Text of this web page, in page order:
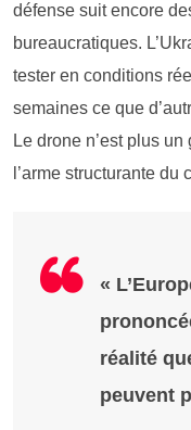
défense suit encore
bureaucratiques.
tester en conditions
semaines ce que
Le drone n’est plus
l’arme structurante du
«
réalité
peuvent